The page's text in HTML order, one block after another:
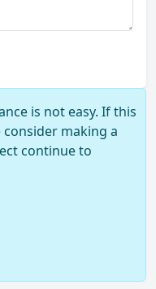
is not easy. If this
making a
continue to